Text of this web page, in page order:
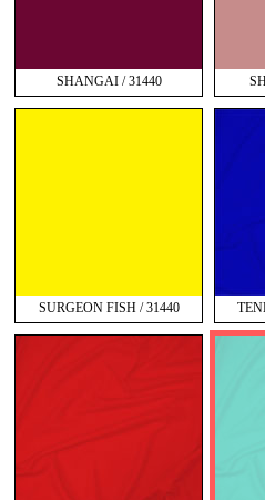
SHANGAI / 31440
SURGEON FISH / 31440